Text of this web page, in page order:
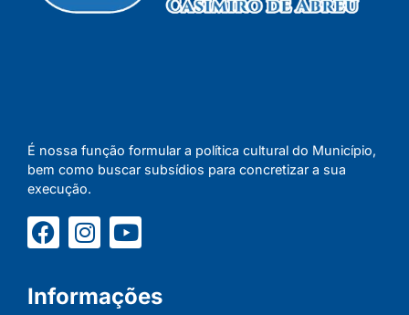
É nossa função formular a política cultural do Município,
bem como buscar subsídios para concretizar a sua
execução.
Informações